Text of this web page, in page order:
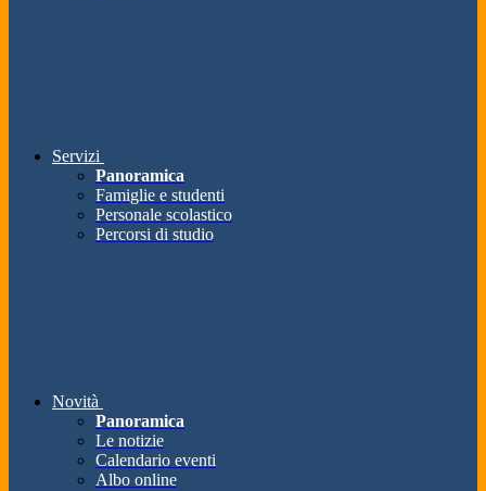
Servizi
Panoramica
Famiglie e studenti
Personale scolastico
Percorsi di studio
Novità
Panoramica
Le notizie
Calendario eventi
Albo online